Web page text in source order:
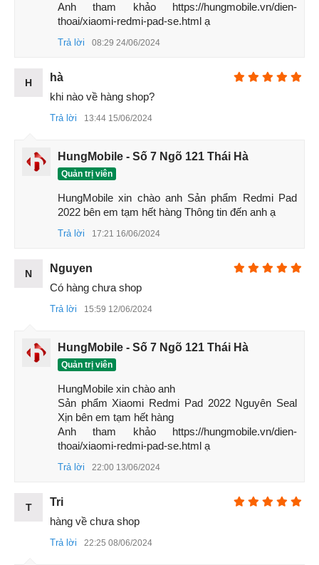
Cạnh dưới Xiaomi Redmi Pad
Màn hình
Máy tính bảng Redmi Pad có màn hình IPS LCD kích thước
10,61 inch vớiđộ phân giải
1200 x 2000 pixel. Màn hình này
có màu sắc sặc sỡ và sống động với hỗ trợ 1 tỷ màu, vì thể
nó hiển thị không hề thua kém tấm nền
này có tỷ lệ 5: 3 với mật độ điểm ảnh 220 ppi. Dù có màu
sắc rất tốt nhưng độ nét của Redmi Pad chỉ ở mức khá.
Anh tham khảo https://hungmobile.vn/dien-
thoai/xiaomi-redmi-pad-se.html ạ
Trả lời 08:29 24/06/2024
H
hà
khi nào về hàng shop?
Trả lời 13:44 15/06/2024
HungMobile - Số 7 Ngõ 121 Thái Hà
Quản trị viên
HungMobile xin chào anh Sản phẩm Redmi Pad
2022 bên em tạm hết hàng Thông tin đến anh ạ
Trả lời 17:21 16/06/2024
N
Nguyen
Có hàng chưa shop
Trả lời 15:59 12/06/2024
HungMobile - Số 7 Ngõ 121 Thái Hà
Quản trị viên
HungMobile xin chào anh
Sản phẩm Xiaomi Redmi Pad 2022 Nguyên Seal
Xịn bên em tạm hết hàng
Anh tham khảo https://hungmobile.vn/dien-
thoai/xiaomi-redmi-pad-se.html ạ
Trả lời 22:00 13/06/2024
T
Tri
hàng về chưa shop
Trả lời 22:25 08/06/2024